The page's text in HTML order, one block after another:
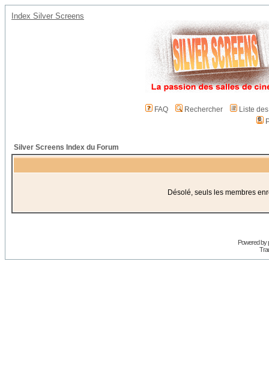
Index Silver Screens
FAQ Rechercher
Liste
Silver Screens Index du Forum
Désolé, seuls les membres
Powered by